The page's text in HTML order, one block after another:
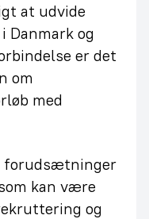
at udvide
Danmark og
er det
om
med
forudsætninger
kan være
og